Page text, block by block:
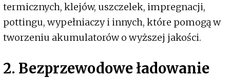
termicznych, klejów, uszczelek, impregnacji,
pottingu, wypełniaczy i innych, które pomogą w
tworzeniu akumulatorów o wyższej jakości.
2. Bezprzewodowe ładowanie